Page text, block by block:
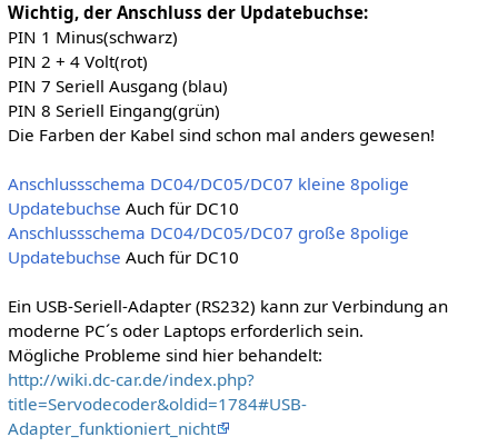
Wichtig, der Anschluss der Updatebuchse:
PIN 1 Minus(schwarz)
PIN 2 + 4 Volt(rot)
PIN 7 Seriell Ausgang (blau)
PIN 8 Seriell Eingang(grün)
Die Farben der Kabel sind schon mal anders gewesen!
Anschlussschema DC04/DC05/DC07 kleine 8polige
Updatebuchse Auch für DC10
Anschlussschema DC04/DC05/DC07 große 8polige
Updatebuchse Auch für DC10
Ein USB-Seriell-Adapter (RS232) kann zur Verbindung an
moderne PC´s oder Laptops erforderlich sein.
Mögliche Probleme sind hier behandelt:
http://wiki.dc-car.de/index.php?
title=Servodecoder&oldid=1784#USB-
Adapter_funktioniert_nicht